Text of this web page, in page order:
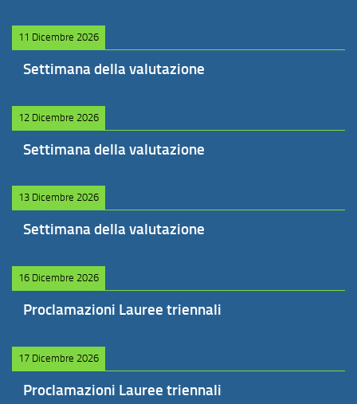
11 Dicembre 2026
Settimana della valutazione
12 Dicembre 2026
Settimana della valutazione
13 Dicembre 2026
Settimana della valutazione
16 Dicembre 2026
Proclamazioni Lauree triennali
17 Dicembre 2026
Proclamazioni Lauree triennali